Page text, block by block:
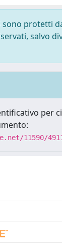
sono protetti
salvo
per
11590/